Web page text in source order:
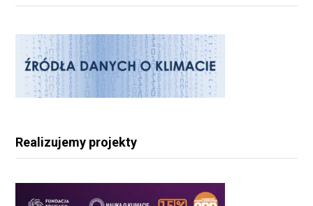
Realizujemy projekty